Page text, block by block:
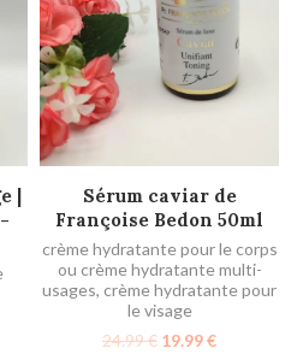
|
LIRE LA SUITE
Sérum caviar de
Françoise Bedon 50ml
crème hydratante pour le corps
ou crème hydratante multi-
usages, crème hydratante pour
le visage
24.99€ 19.99€